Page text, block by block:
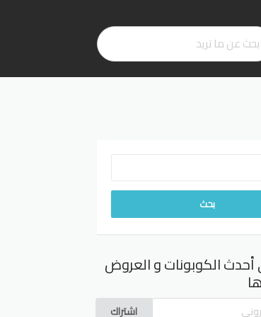
الكوبونات و العروض
اشتراك